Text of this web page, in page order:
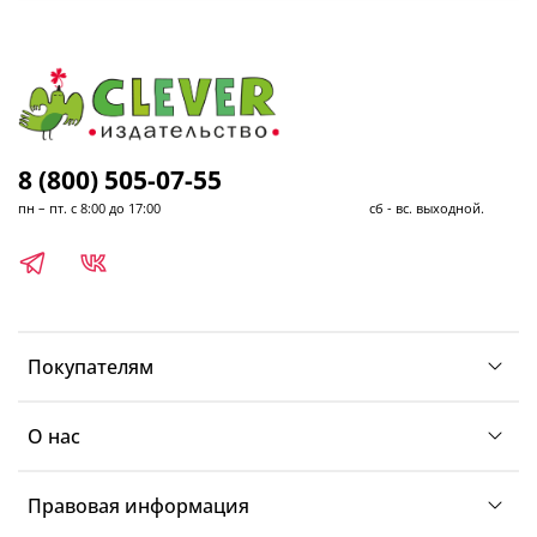
Покупателям
О нас
Правовая информация
8 (800) 505-07-55
пн – пт. с 8:00 до 17:00 сб - вс. выходной.